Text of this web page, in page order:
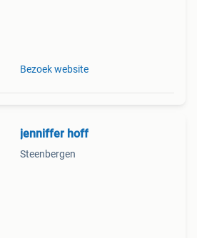
Bezoek website
jenniffer hoff
Steenbergen